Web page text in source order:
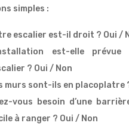
simples :
escalier est-il droit ? Oui /
est-elle
? Oui / Non
murs sont-ils en placoplatre
vous besoin d’une
à ranger ? Oui / Non